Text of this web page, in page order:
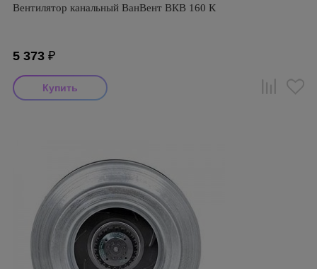
Вентилятор канальный ВанВент ВКВ 160 К
5 373 ₽